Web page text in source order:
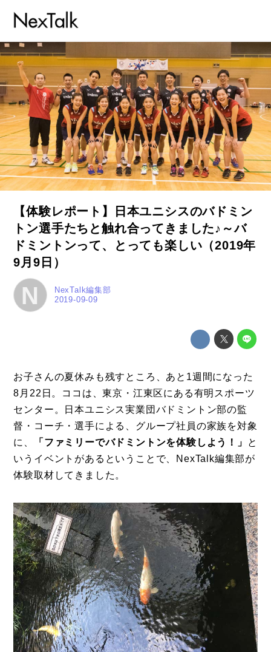
【体験レポート】日本ユニシスのバドミン
トン選手たちと触れ合ってきました♪～バ
ドミントンって、とっても楽しい（2019年
9月9日）
N 2019-09-09
NexTalk編集部
お子さんの夏休みも残すところ、あと1週間になった
8月22日。ココは、東京・江東区にある有明スポーツ
センター。日本ユニシス実業団バドミントン部の監
督・コーチ・選手による、グループ社員の家族を対象
に、
「ファミリーでバドミントンを体験しよう！」
と
いうイベントがあるということで、NexTalk編集部が
体験取材してきました。